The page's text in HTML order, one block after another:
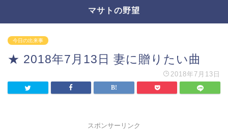
マサトの野望
今日の出来事
★ 2018年7月13日 妻に贈りたい曲
2018年7月13日
スポンサーリンク